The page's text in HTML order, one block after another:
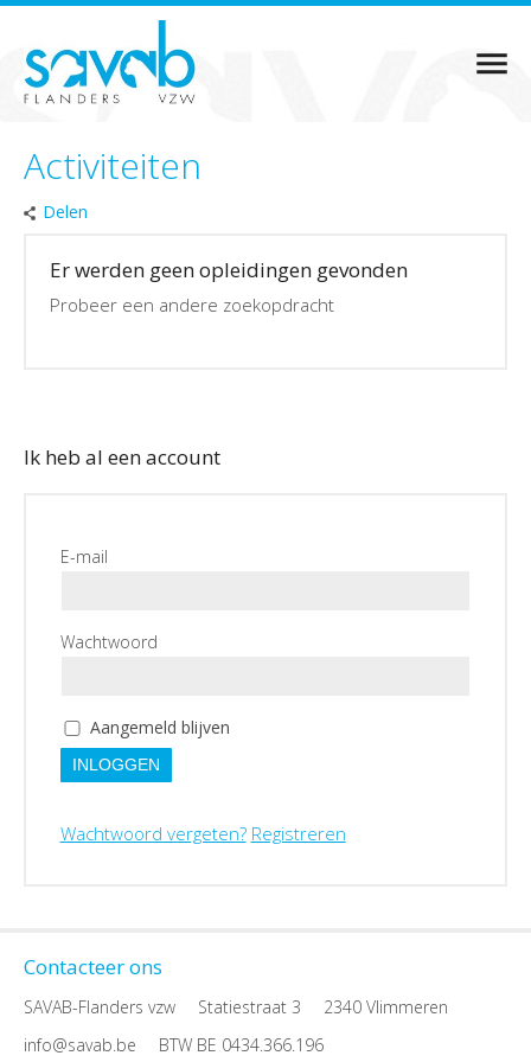
Activiteiten
Delen
Er werden geen opleidingen gevonden
Probeer een andere zoekopdracht
Ik heb al een account
E-mail
Wachtwoord
Aangemeld blijven
INLOGGEN
Wachtwoord vergeten? Registreren
Contacteer ons
SAVAB-Flanders vzw Statiestraat 3
2340 Vlimmeren
info@savab.be
BTW BE 0434.366.196